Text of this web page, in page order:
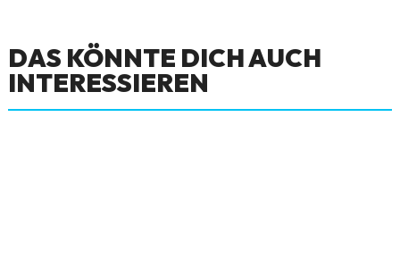
DAS KÖNNTE DICH AUCH
INTERESSIEREN